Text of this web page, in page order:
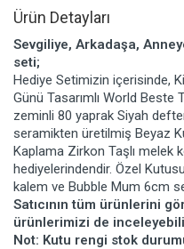
Ürün Detayları
Sevgiliye, Arkadaşa,
seti;
Hediye Setimizin içerisinde,
Günü Tasarımlı World
zeminli 80 yaprak Siyah
seramikten üretilmiş Beyaz
Kaplama Zirkon Taşlı melek
hediyelerindendir. Özel
kalem ve Bubble Mum 6cm
Satıcının tüm ürünlerini
ürünlerimizi de
Not: Kutu rengi stok